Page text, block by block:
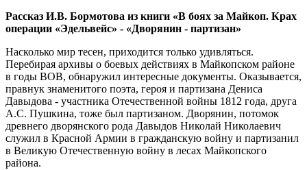
Рассказ И.В. Бормотова из книги «В боях за Майкоп. Крах
операции «Эдельвейс» - «Дворянин - партизан»
Насколько мир тесен, приходится только удивляться.
Перебирая архивы о боевых действиях в Майкопском районе
в годы ВОВ, обнаружил интересные документы. Оказывается,
правнук знаменитого поэта, героя и партизана Дениса
Давыдова - участника Отечественной войны 1812 года, друга
А.С. Пушкина, тоже был партизаном. Дворянин, потомок
древнего дворянского рода Давыдов Николай Николаевич
служил в Красной Армии в гражданскую войну и партизанил
в Великую Отечественную войну в лесах Майкопского
района.